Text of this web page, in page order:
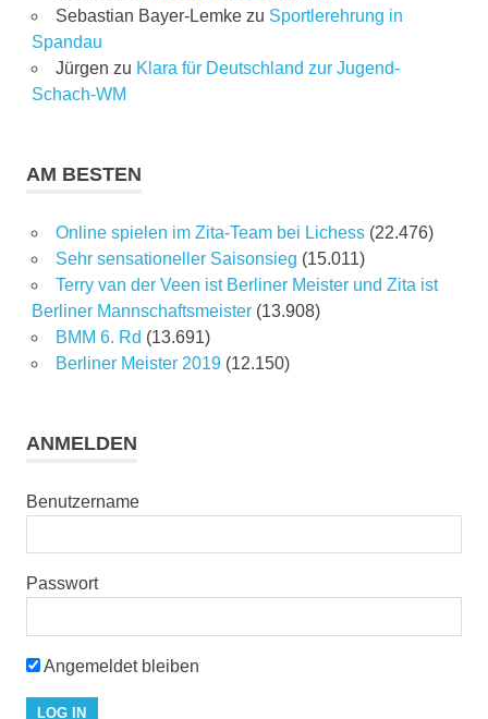
Sebastian Bayer-Lemkezu Sportlerehrung in
Spandau
Jürgen zu Klara für Deutschland zur Jugend-
Schach-WM
AM BESTEN
Online spielen im Zita-Team bei Lichess (22.476)
Sehr sensationeller Saisonsieg (15.011)
Terry van der Veen ist Berliner Meister und Zita ist
Berliner Mannschaftsmeister (13.908)
BMM 6. Rd (13.691)
Berliner Meister 2019 (12.150)
ANMELDEN
Benutzername
Passwort
Angemeldet bleiben